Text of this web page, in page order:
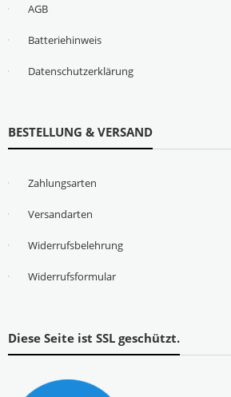
AGB
Batteriehinweis
Datenschutzerklärung
BESTELLUNG & VERSAND
Zahlungsarten
Versandarten
Widerrufsbelehrung
Widerrufsformular
Diese Seite ist SSL geschützt.